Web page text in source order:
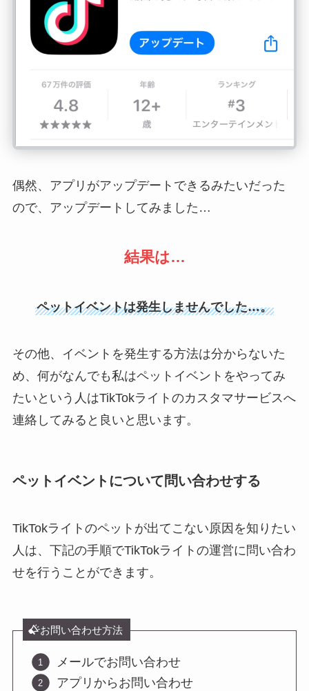
偶然、アプリがアップデートできるみたいだった
ので、アップデートしてみました…
結果は…
ペットイベントは発生しませんでした…。
その他、イベントを発生する方法は分からないた
め、何がなんでも私はペットイベントをやってみ
たいという人はTikTokライトのカスタマサービスへ
連絡してみると良いと思います。
ペットイベントについて問い合わせする
TikTokライトのペットが出てこない原因を知りたい
人は、下記の手順でTikTokライトの運営に問い合わ
せを行うことができます。
お問い合わせ方法
メールでお問い合わせ
アプリからお問い合わせ